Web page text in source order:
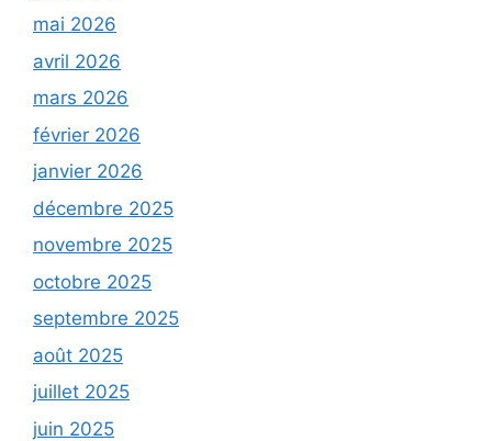
mai 2026
avril 2026
mars 2026
février 2026
janvier 2026
décembre 2025
novembre 2025
octobre 2025
septembre 2025
août 2025
juillet 2025
juin 2025